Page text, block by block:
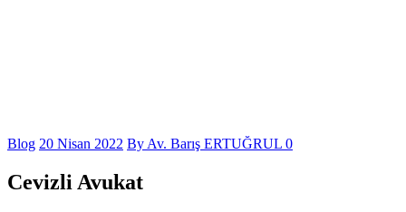
Blog 20 Nisan 2022 ByAv. Barış ERTUĞRUL 0
Cevizli Avukat